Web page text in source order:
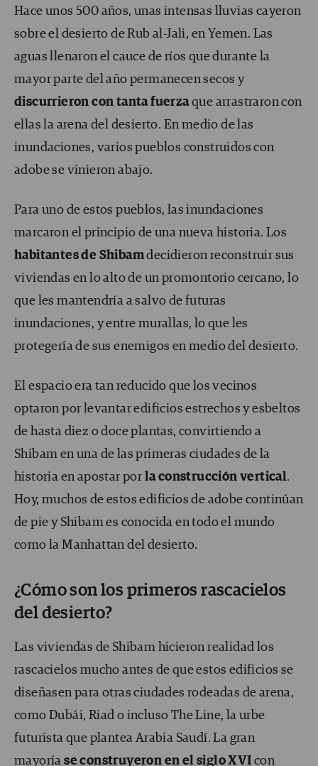
Hace unos 500 años, unas intensas lluvias cayeron
sobre el desierto de Rub al-Jali, en Yemen. Las
aguas llenaron el cauce de ríos que durante la
mayor parte del año permanecen secos y
discurrieron con tanta fuerzaque arrastraron con
ellas la arena del desierto. En medio de las
inundaciones, varios pueblos construidos con
adobe se vinieron abajo.
Para uno de estos pueblos, las inundaciones
marcaron el principio de una nueva historia. Los
habitantes de Shibamdecidieron reconstruir sus
viviendas en lo alto de un promontorio cercano, lo
que les mantendría a salvo de futuras
inundaciones, y entre murallas, lo que les
protegería de sus enemigos en medio del desierto.
El espacio era tan reducido que los vecinos
optaron por levantar edificios estrechos y esbeltos
de hasta diez o doce plantas, convirtiendo a
Shibam en una de las primeras ciudades de la
historia en apostar por la construcción vertical.
Hoy, muchos de estos edificios de adobe continúan
de pie y Shibam es conocida en todo el mundo
como la Manhattan del desierto.
¿Cómo son los primeros rascacielos
del desierto?
Las viviendas de Shibam hicieron realidad los
rascacielos mucho antes de que estos edificios se
diseñasen para otras ciudades rodeadas de arena,
como Dubái, Riad o incluso The Line, la urbe
futurista que plantea Arabia Saudí. La gran
mayoríase construyeron en el siglo XVI con